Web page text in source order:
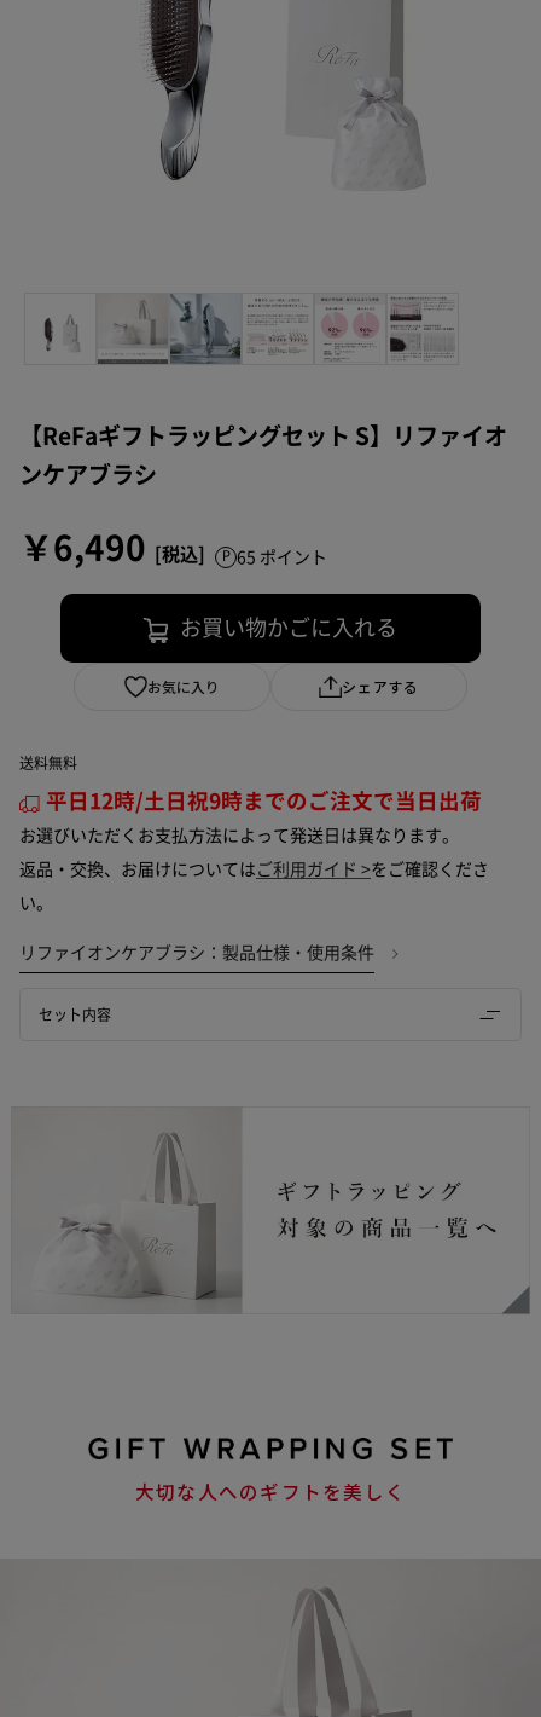
【ReFaギフトラッピングセット S】リファイオ
ンケアブラシ
￥6,490 65 ポイント
お買い物かごに入れる
お気に入り シェアする
送料無料
平日12時/土日祝9時までのご注文で当日出荷
お選びいただくお支払方法によって発送日は異なります。
返品・交換、お届けについては ご利用ガイド >をご確認くださ
い。
リファイオンケアブラシ：製品仕様・使用条件
セット内容
大切な人へのギフトを美しく